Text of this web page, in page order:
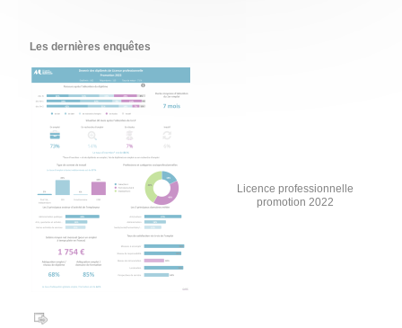
Les dernières enquêtes
Licence professionnelle
promotion 2022